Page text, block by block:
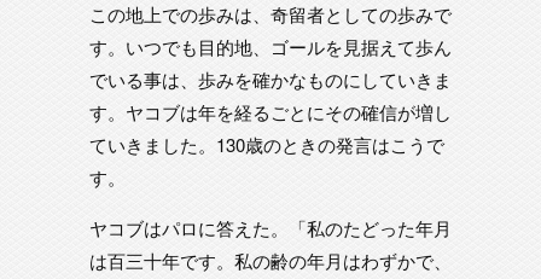
この地上での歩みは、奇留者としての歩みで
す。いつでも目的地、ゴールを見据えて歩ん
でいる事は、歩みを確かなものにしていきま
す。ヤコブは年を経るごとにその確信が増し
ていきました。130歳のときの発言はこうで
す。
ヤコブはパロに答えた。「私のたどった年月
は百三十年です。私の齢の年月はわずかで、